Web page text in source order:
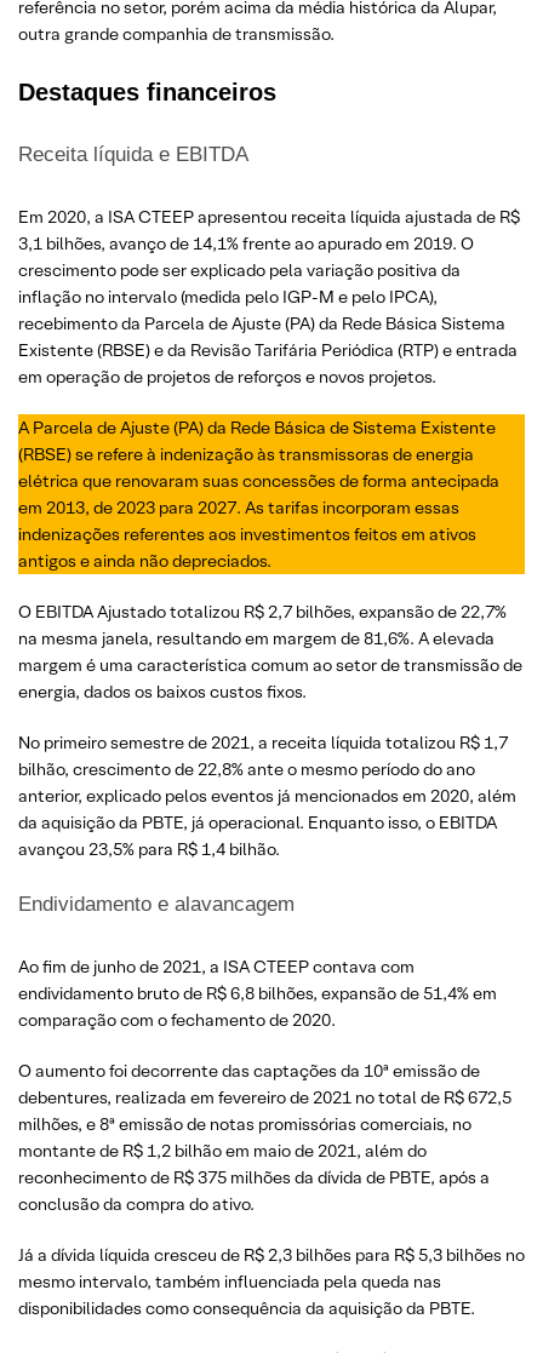
referência no setor, porém acima da média histórica da Alupar,
outra grande companhia de transmissão.
Destaques financeiros
Receita líquida e EBITDA
Em 2020, a ISA CTEEP apresentou receita líquida ajustada de R$
3,1 bilhões, avanço de 14,1% frente ao apurado em 2019. O
crescimento pode ser explicado pela variação positiva da
inflação no intervalo (medida pelo IGP-M e pelo IPCA),
recebimento da Parcela de Ajuste (PA) da Rede Básica Sistema
Existente (RBSE) e da Revisão Tarifária Periódica (RTP) e entrada
em operação de projetos de reforços e novos projetos.
A Parcela de Ajuste (PA) da Rede Básica de Sistema Existente
(RBSE) se refere à indenização às transmissoras de energia
elétrica que renovaram suas concessões de forma antecipada
em 2013, de 2023 para 2027. As tarifas incorporam essas
indenizações referentes aos investimentos feitos em ativos
antigos e ainda não depreciados.
O EBITDA Ajustado totalizou R$ 2,7 bilhões, expansão de 22,7%
na mesma janela, resultando em margem de 81,6%. A elevada
margem é uma característica comum ao setor de transmissão de
energia, dados os baixos custos fixos.
No primeiro semestre de 2021, a receita líquida totalizou R$ 1,7
bilhão, crescimento de 22,8% ante o mesmo período do ano
anterior, explicado pelos eventos já mencionados em 2020, além
da aquisição da PBTE, já operacional. Enquanto isso, o EBITDA
avançou 23,5% para R$ 1,4 bilhão.
Endividamento e alavancagem
Ao fim de junho de 2021, a ISA CTEEP contava com
endividamento bruto de R$ 6,8 bilhões, expansão de 51,4% em
comparação com o fechamento de 2020.
O aumento foi decorrente das captações da 10ª emissão de
debentures, realizada em fevereiro de 2021 no total de R$ 672,5
milhões, e 8ª emissão de notas promissórias comerciais, no
montante de R$ 1,2 bilhão em maio de 2021, além do
reconhecimento de R$ 375 milhões da dívida de PBTE, após a
conclusão da compra do ativo.
Já a dívida líquida cresceu de R$ 2,3 bilhões para R$ 5,3 bilhões no
mesmo intervalo, também influenciada pela queda nas
disponibilidades como consequência da aquisição da PBTE.